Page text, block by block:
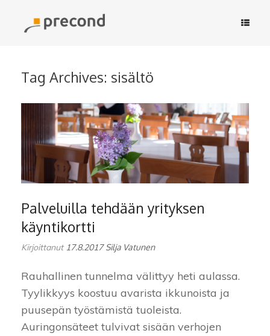
content
Tag Archives: sisältö
Palveluilla tehdään yrityksen
käyntikortti
Kirjoittanut 17.8.2017 Silja Vatunen
Rauhallinen tunnelma välittyy heti aulassa.
Tyylikkyys koostuu avarista ikkunoista ja
puusepän työstämistä tuoleista.
Auringonsäteet tulvivat sisään verhojen